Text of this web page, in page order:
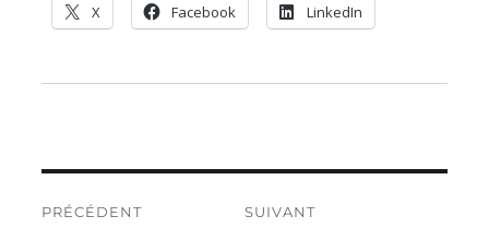
X Facebook LinkedIn
PRÉCÉDENT SUIVANT